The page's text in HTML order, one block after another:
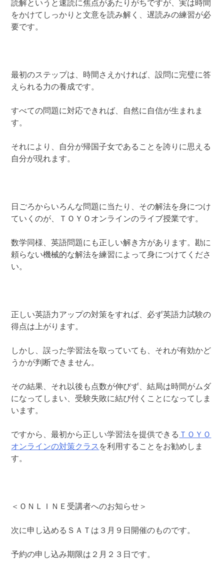
読解というと速読に焦点があたりがちですが、実は時間
をかけてしっかりと文意を読み解く、遅読みの練習が必
要です。
最初のステップは、時間さえかければ、設問に完璧に答
えられる力の養成です。
すべての問題に対応できれば、自然に自信が生まれま
す。
それにより、自分が帰国子女であることを誇りに思える
自分が現れます。
日ごろからいろんな問題に当たり、その解法を身につけ
ていくのが、ＴＯＹＯオンラインのライブ授業です。
数学同様、英語問題にも正しい解き方があります。勘に
頼らない機械的な解法を練習によって身につけてくださ
い。
正しい英語力アップの対策をすれば、必ず英語力試験の
得点は上がります。
しかし、誤った学習法を取っていても、それが有効かど
うかが判断できません。
その結果、それ以後も点数が伸びず、結局は時間がムダ
になってしまい、受験失敗に結び付くことになってしま
います。
ですから、最初から正しい学習法を提供できる ＴＯＹＯ
オンラインの対策クラス を利用することをお勧めしま
す。
＜ＯＮＬＩＮＥ受講者へのお知らせ＞
次に申し込めるＳＡＴは３月９日開催のものです。
予約の申し込み期限は２月２３日です。